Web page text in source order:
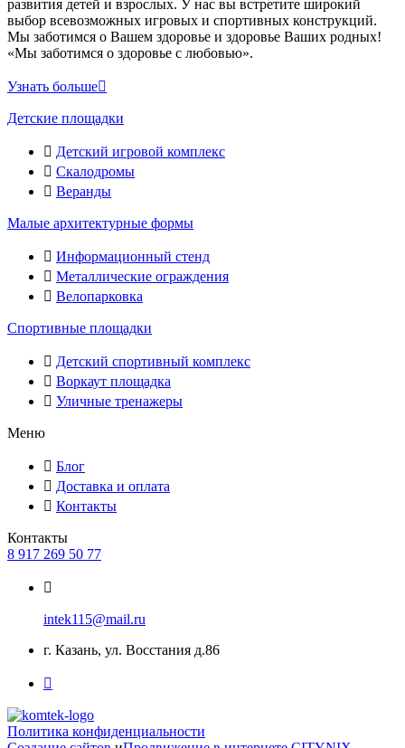
развития детей и взрослых. У нас вы встретите широкий
выбор всевозможных игровых и спортивных конструкций.
Мы заботимся о Вашем здоровье и здоровье Ваших родных!
«Мы заботимся о здоровье с любовью».
Узнать больше
Детские площадки
Детский игровой комплекс
Скалодромы
Веранды
Малые архитектурные формы
Информационный стенд
Металлические ограждения
Велопарковка
Спортивные площадки
Детский спортивный комплекс
Воркаут площадка
Уличные тренажеры
Меню
Блог
Доставка и оплата
Контакты
Контакты
8 917 269 50 77
intek115@mail.ru
г. Казань, ул. Восстания д.86
Политика конфиденциальности